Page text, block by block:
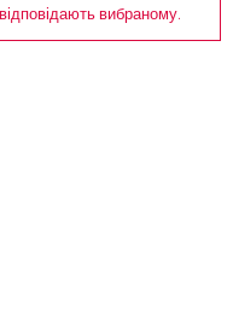
вибраному.